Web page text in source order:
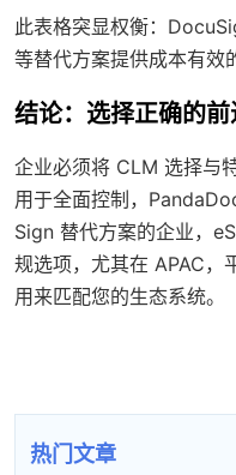
此表格突显权衡：
等替代方案提供成本有效
结论：选择正确的
企业必须将 CLM 选择
用于全面控制，
Sign 替代方案的企业，
规选项，尤其在 APAC，
用来匹配您的生态系统。
热门文章